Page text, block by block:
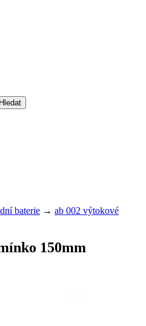
baterie → ab 002 výtokové
150mm